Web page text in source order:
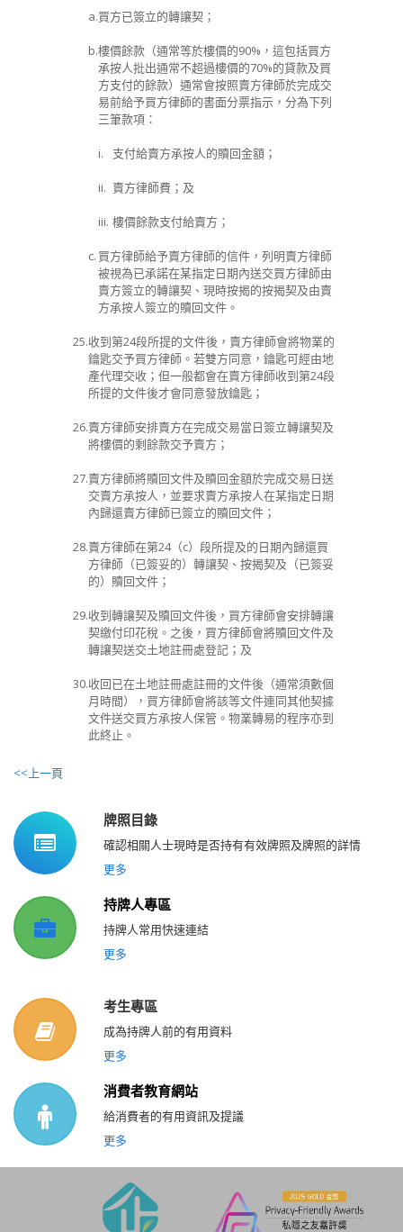
a.買方已簽立的轉讓契；
b.樓價餘款（通常等於樓價的90% ，這包括買方
承按人批出通常不超過樓價的70%的貸款及買
方支付的餘款）通常會按照賣方律師於完成交
易前給予買方律師的書面分票指示，分為下列
三筆款項：
i. 支付給賣方承按人的贖回金額；
ii. 賣方律師費；及
iii. 樓價餘款支付給賣方；
c. 買方律師給予賣方律師的信件，列明賣方律師
被視為已承諾在某指定日期內送交買方律師由
賣方簽立的轉讓契、現時按揭的按揭契及由賣
方承按人簽立的贖回文件。
25.收到第24段所提的文件後，賣方律師會將物業的
鑰匙交予買方律師。若雙方同意，鑰匙可經由地
產代理交收；但一般都會在賣方律師收到第24段
所提的文件後才會同意發放鑰匙；
26.賣方律師安排賣方在完成交易當日簽立轉讓契及
將樓價的剩餘款交予賣方；
27.賣方律師將贖回文件及贖回金額於完成交易日送
交賣方承按人，並要求賣方承按人在某指定日期
內歸還賣方律師已簽立的贖回文件；
28.賣方律師在第24（c） 段所提及的日期內歸還買
方律師（已簽妥的）轉讓契、按揭契及（已簽妥
的）贖回文件；
29.收到轉讓契及贖回文件後，買方律師會安排轉讓
契繳付印花稅。之後，買方律師會將贖回文件及
轉讓契送交土地註冊處登記；及
30.收回已在土地註冊處註冊的文件後（通常須數個
月時間），買方律師會將該等文件連同其他契據
文件送交買方承按人保管。物業轉易的程序亦到
此終止。
<<上一頁
牌照目錄
確認相關人士現時是否持有有效牌照及牌照的詳情
更多
持牌人專區
持牌人常用快速連結
更多
考生專區
成為持牌人前的有用資料
更多
消費者教育網站
給消費者的有用資訊及提議
更多